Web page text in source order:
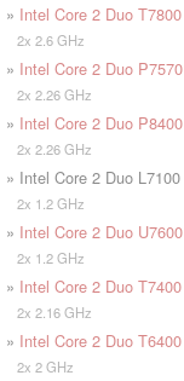
» Intel Core 2 Duo T7800
2x 2.6 GHz
» Intel Core 2 Duo P7570
2x 2.26 GHz
» Intel Core 2 Duo P8400
2x 2.26 GHz
» Intel Core 2 Duo L7100
2x 1.2 GHz
» Intel Core 2 Duo U7600
2x 1.2 GHz
» Intel Core 2 Duo T7400
2x 2.16 GHz
» Intel Core 2 Duo T6400
2x 2 GHz